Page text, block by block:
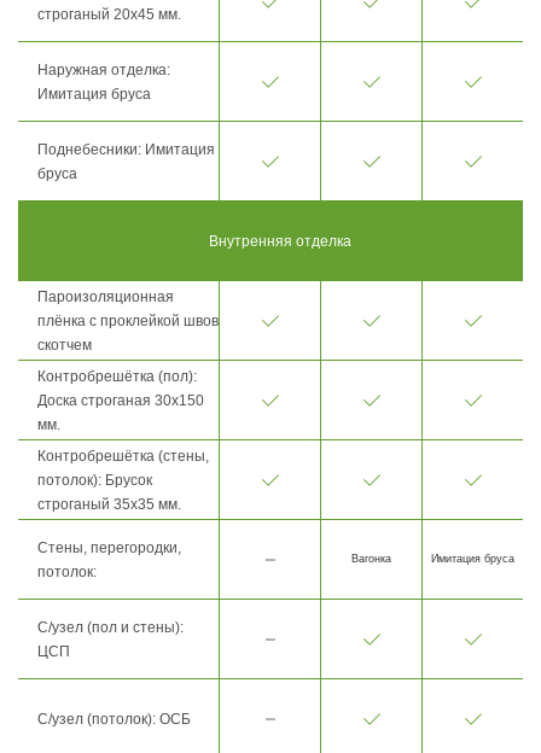
строганый 20х45 мм.
Наружная отделка:
Имитация бруса
Поднебесники: Имитация
бруса
Внутренняя отделка
Пароизоляционная
плёнка с проклейкой швов
скотчем
Контробрешётка (пол):
Доска строганая 30х150
мм.
Контробрешётка (стены,
потолок): Брусок
строганый 35х35 мм.
Стены, перегородки,
потолок:
Вагонка Имитация бруса
С/узел (пол и стены):
ЦСП
С/узел (потолок): ОСБ